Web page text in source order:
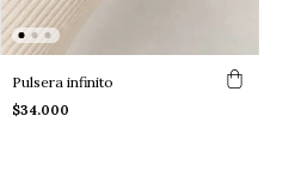
Pulsera infinito
$34.000